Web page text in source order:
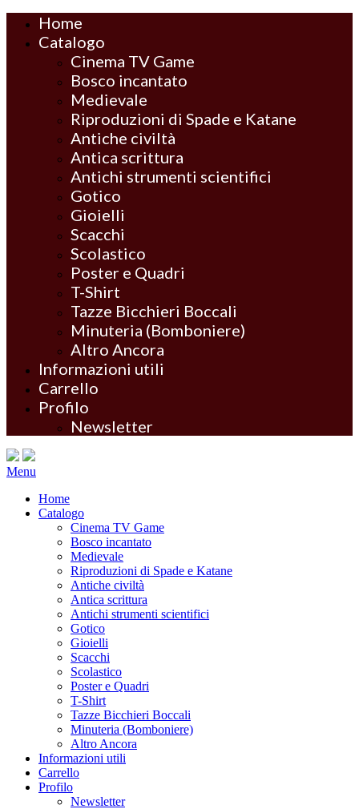
Home
Catalogo
Cinema TV Game
Bosco incantato
Medievale
Riproduzioni di Spade e Katane
Antiche civiltà
Antica scrittura
Antichi strumenti scientifici
Gotico
Gioielli
Scacchi
Scolastico
Poster e Quadri
T-Shirt
Tazze Bicchieri Boccali
Minuteria (Bomboniere)
Altro Ancora
Informazioni utili
Carrello
Profilo
Newsletter
Menu
Home
Catalogo
Cinema TV Game
Bosco incantato
Medievale
Riproduzioni di Spade e Katane
Antiche civiltà
Antica scrittura
Antichi strumenti scientifici
Gotico
Gioielli
Scacchi
Scolastico
Poster e Quadri
T-Shirt
Tazze Bicchieri Boccali
Minuteria (Bomboniere)
Altro Ancora
Informazioni utili
Carrello
Profilo
Newsletter